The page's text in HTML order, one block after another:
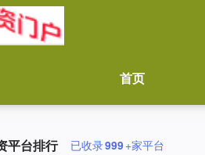
首页
平台排行 已收录999+家平台